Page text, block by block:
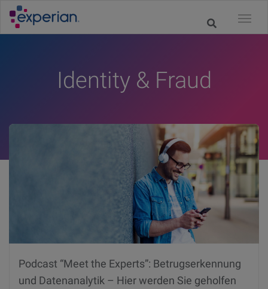
Identity & Fraud
Podcast “Meet the Experts”: Betrugserkennung
und Datenanalytik – Hier werden Sie geholfen